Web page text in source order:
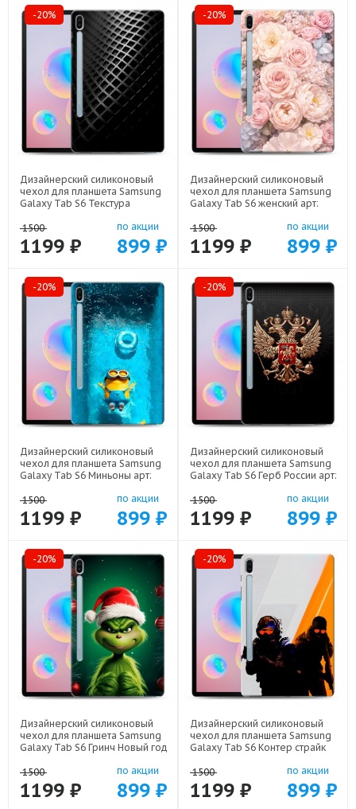
-20%
Дизайнерский силиконовый
чехол для планшета Samsung
Galaxy Tab S6 Текстура
1500
1199 ₽
по акции
899 ₽
-20%
Дизайнерский силиконовый
чехол для планшета Samsung
Galaxy Tab S6 женский арт:
1500
1199 ₽
по акции
899 ₽
-20%
Дизайнерский силиконовый
чехол для планшета Samsung
Galaxy Tab S6 Миньоны арт:
1500
1199 ₽
по акции
899 ₽
-20%
Дизайнерский силиконовый
чехол для планшета Samsung
Galaxy Tab S6 Герб России арт:
1500
1199 ₽
по акции
899 ₽
-20%
Дизайнерский силиконовый
чехол для планшета Samsung
Galaxy Tab S6 Гринч Новый год
1500
1199 ₽
по акции
899 ₽
-20%
Дизайнерский силиконовый
чехол для планшета Samsung
Galaxy Tab S6 Контер страйк
1500
1199 ₽
по акции
899 ₽